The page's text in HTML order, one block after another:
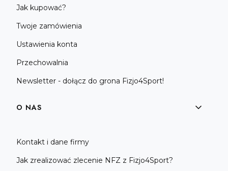
Jak kupować?
Twoje zamówienia
Ustawienia konta
Przechowalnia
Newsletter - dołącz do grona Fizjo4Sport!
O NAS
Kontakt i dane firmy
Jak zrealizować zlecenie NFZ z Fizjo4Sport?